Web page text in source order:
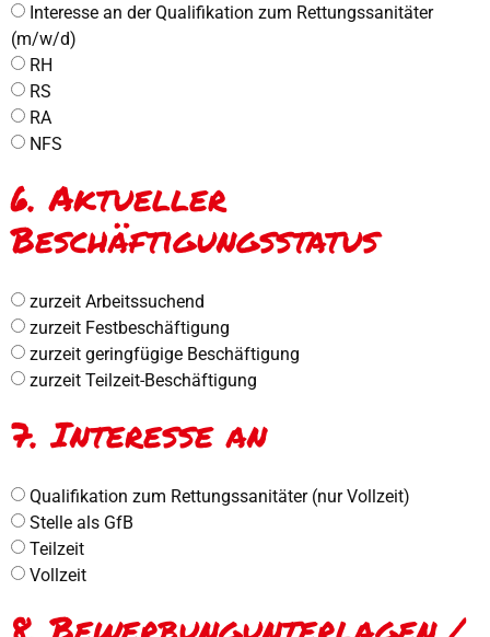
Interesse an der Qualifikation zum Rettungssanitäter
(m/w/d)
RH
RS
RA
NFS
6. Aktueller
Beschäftigungsstatus
zurzeit Arbeitssuchend
zurzeit Festbeschäftigung
zurzeit geringfügige Beschäftigung
zurzeit Teilzeit-Beschäftigung
7. Interesse an
Qualifikation zum Rettungssanitäter (nur Vollzeit)
Stelle als GfB
Teilzeit
Vollzeit